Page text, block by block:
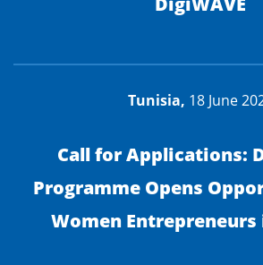
Tunisia, 18 June
Call for Applications:
Programme Opens
Women